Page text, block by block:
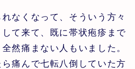
なくなって、そういう方々
て来て、既に帯状疱疹まで
然痛まない人もいました。
痛んで七転八倒していた方